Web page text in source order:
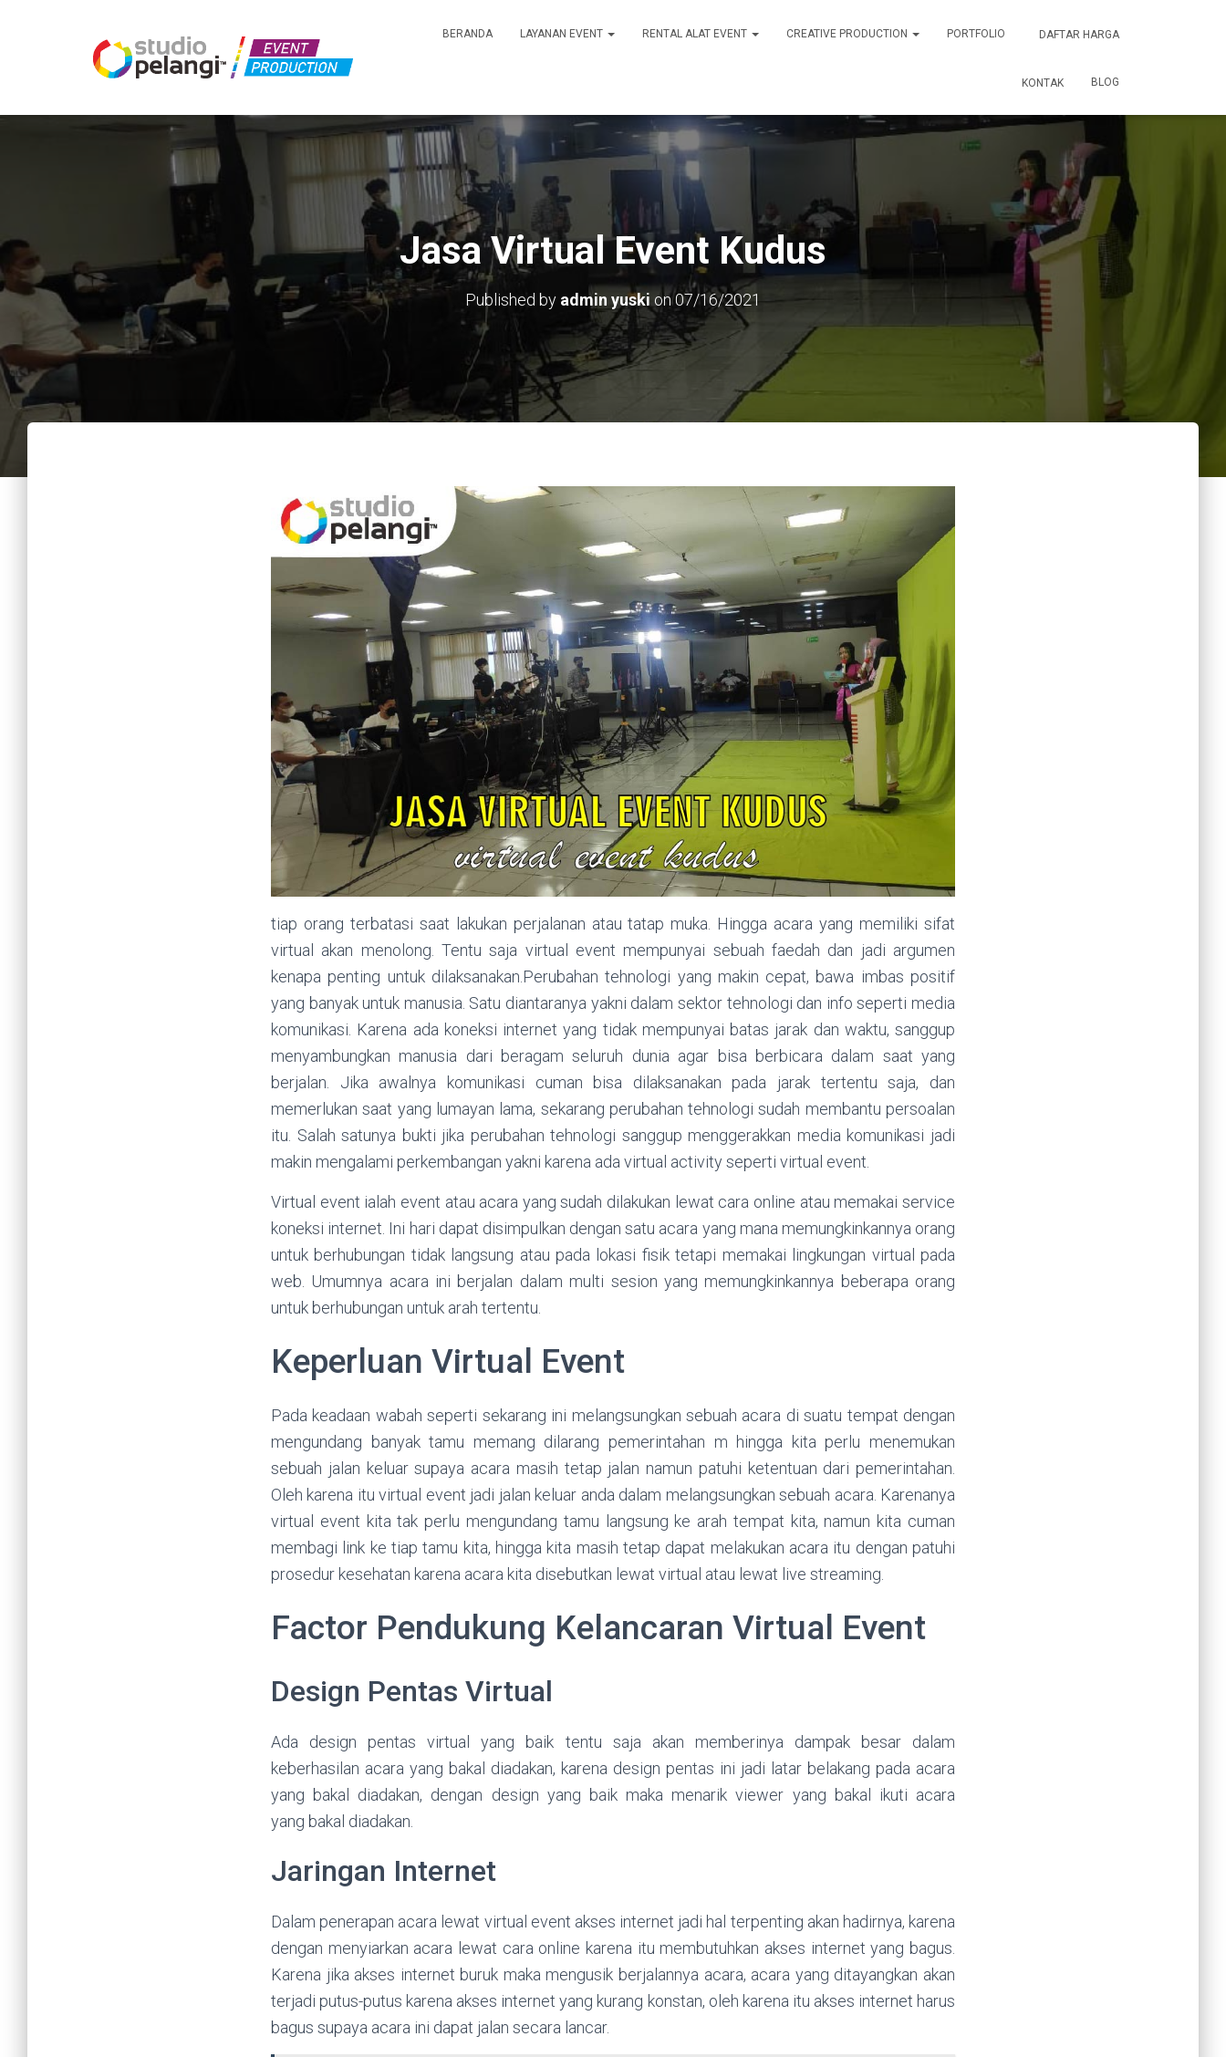
BERANDA LAYANAN EVENT RENTAL ALAT EVENT CREATIVE PRODUCTION PORTFOLIO DAFTAR HARGA
KONTAK BLOG
Jasa Virtual Event Kudus
Published by admin yuski on07/16/2021
tiap orang terbatasi saat lakukan perjalanan atau tatap muka. Hingga acara yang memiliki sifat
virtual akan menolong. Tentu saja virtual event mempunyai sebuah faedah dan jadi argumen
kenapa penting untuk dilaksanakan.Perubahan tehnologi yang makin cepat, bawa imbas positif
yang banyak untuk manusia. Satu diantaranya yakni dalam sektor tehnologi dan info seperti media
komunikasi. Karena ada koneksi internet yang tidak mempunyai batas jarak dan waktu, sanggup
menyambungkan manusia dari beragam seluruh dunia agar bisa berbicara dalam saat yang
berjalan. Jika awalnya komunikasi cuman bisa dilaksanakan pada jarak tertentu saja, dan
memerlukan saat yang lumayan lama, sekarang perubahan tehnologi sudah membantu persoalan
itu. Salah satunya bukti jika perubahan tehnologi sanggup menggerakkan media komunikasi jadi
makin mengalami perkembangan yakni karena ada virtual activity seperti virtual event.
Virtual event ialah event atau acara yang sudah dilakukan lewat cara online atau memakai service
koneksi internet. Ini hari dapat disimpulkan dengan satu acara yang mana memungkinkannya orang
untuk berhubungan tidak langsung atau pada lokasi fisik tetapi memakai lingkungan virtual pada
web. Umumnya acara ini berjalan dalam multi sesion yang memungkinkannya beberapa orang
untuk berhubungan untuk arah tertentu.
Keperluan Virtual Event
Pada keadaan wabah seperti sekarang ini melangsungkan sebuah acara di suatu tempat dengan
mengundang banyak tamu memang dilarang pemerintahan m hingga kita perlu menemukan
sebuah jalan keluar supaya acara masih tetap jalan namun patuhi ketentuan dari pemerintahan.
Oleh karena itu virtual event jadi jalan keluar anda dalam melangsungkan sebuah acara. Karenanya
virtual event kita tak perlu mengundang tamu langsung ke arah tempat kita, namun kita cuman
membagi link ke tiap tamu kita, hingga kita masih tetap dapat melakukan acara itu dengan patuhi
prosedur kesehatan karena acara kita disebutkan lewat virtual atau lewat live streaming.
Factor Pendukung Kelancaran Virtual Event
Design Pentas Virtual
Ada design pentas virtual yang baik tentu saja akan memberinya dampak besar dalam
keberhasilan acara yang bakal diadakan, karena design pentas ini jadi latar belakang pada acara
yang bakal diadakan, dengan design yang baik maka menarik viewer yang bakal ikuti acara
yang bakal diadakan.
Jaringan Internet
Dalam penerapan acara lewat virtual event akses internet jadi hal terpenting akan hadirnya, karena
dengan menyiarkan acara lewat cara online karena itu membutuhkan akses internet yang bagus.
Karena jika akses internet buruk maka mengusik berjalannya acara, acara yang ditayangkan akan
terjadi putus-putus karena akses internet yang kurang konstan, oleh karena itu akses internet harus
bagus supaya acara ini dapat jalan secara lancar.